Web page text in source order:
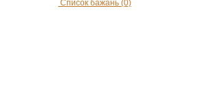
Список бажань (0)